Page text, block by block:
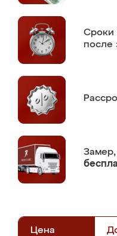
Сроки
после
Замер,
Цена